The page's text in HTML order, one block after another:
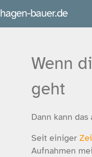
hagen-bauer.de
Wenn
geht
Dann kann
Seit einiger
Aufnahmen